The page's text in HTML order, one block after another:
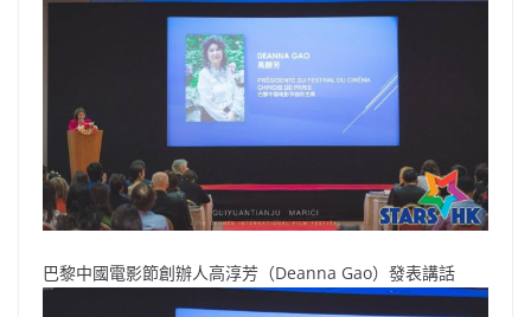
巴黎中國電影節創辦人高淳芳（Deanna Gao）發表講話